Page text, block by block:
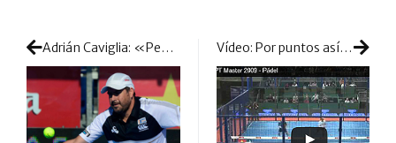
Adrián Caviglia: «Pensar en los puntos puede llevar a la mediocridad y al conformismo» Vídeo: Por puntos así, el pádel es pura magia